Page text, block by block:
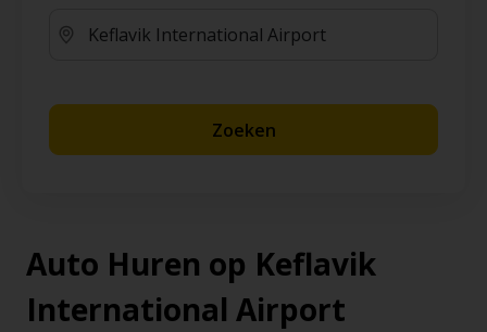
Zoeken
Auto Huren op Keflavik
International Airport